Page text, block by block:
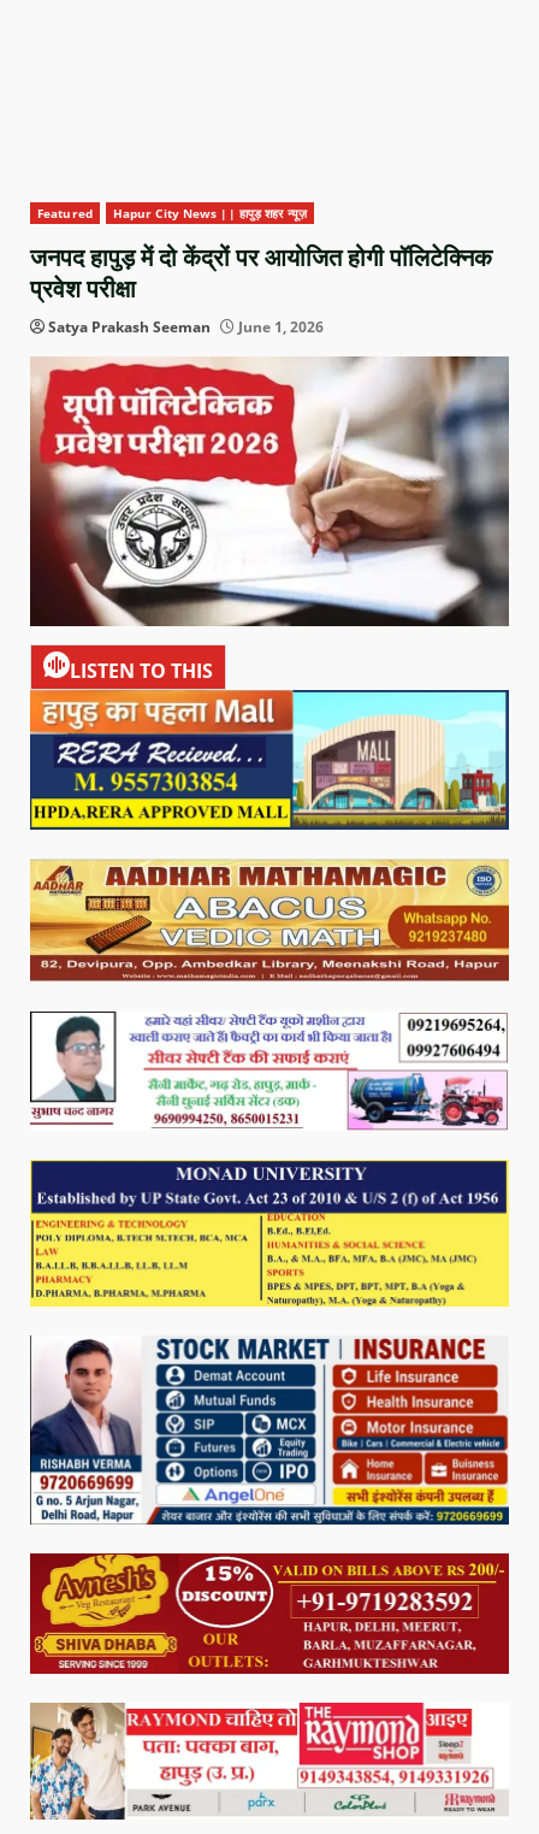
Featured Hapur City News || हापुड़ शहर न्यूज़
जनपद हापुड़ में दो केंद्रों पर आयोजित होगी पॉलिटेक्निक
प्रवेश परीक्षा
Satya Prakash Seeman June 1, 2026
LISTEN TO THIS